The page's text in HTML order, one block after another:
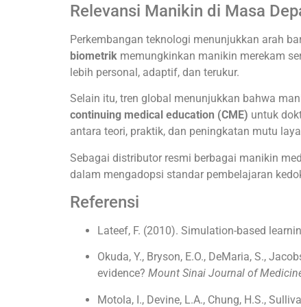
Relevansi Manikin di Masa
Perkembangan teknologi menunjukkan arah
biometrik memungkinkan manikin merekam
lebih personal, adaptif, dan terukur.
Selain itu, tren global menunjukkan bahwa
continuing medical education (CME) untuk
antara teori, praktik, dan peningkatan mutu
Sebagai distributor resmi berbagai manikin
dalam mengadopsi standar pembelajaran
Referensi
Lateef, F. (2010). Simulation-based
Okuda, Y., Bryson, E.O., DeMaria, S.,
evidence? Mount Sinai Journal of
Motola, I., Devine, L.A., Chung, H.S.,